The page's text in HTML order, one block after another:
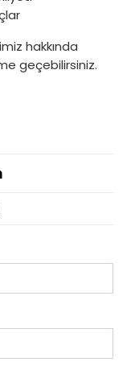
hakkında
geçebilirsiniz.